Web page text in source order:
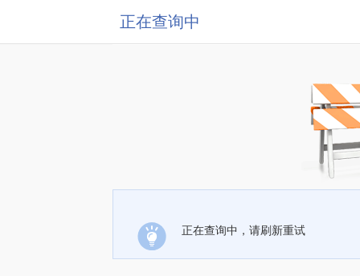
正在查询中
正在查询中，请刷新重试